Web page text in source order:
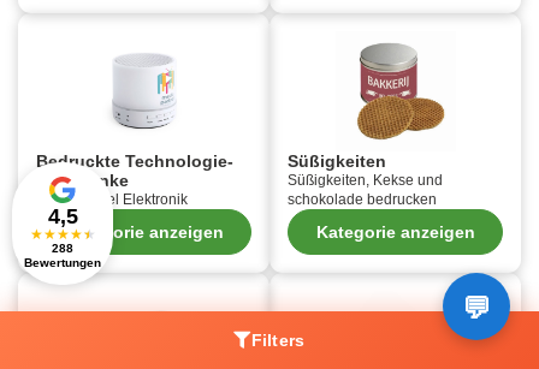
Bedruckte Technologie-
Geschenke
Werbeartikel Elektronik
Kategorie anzeigen
Süßigkeiten
Süßigkeiten, Kekse und
schokolade bedrucken
Kategorie anzeigen
Filters
4,5
★★★★★
288
Bewertungen